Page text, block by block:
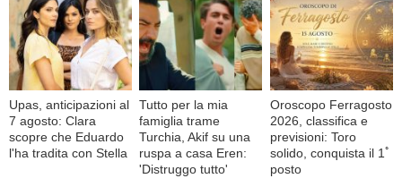
Upas, anticipazioni al
7 agosto: Clara
scopre che Eduardo
l'ha tradita con Stella
Tutto per la mia
famiglia trame
Turchia, Akif su una
ruspa a casa Eren:
'Distruggo tutto'
Oroscopo Ferragosto
2026, classifica e
previsioni: Toro
solido, conquista il 1ﾟ
posto